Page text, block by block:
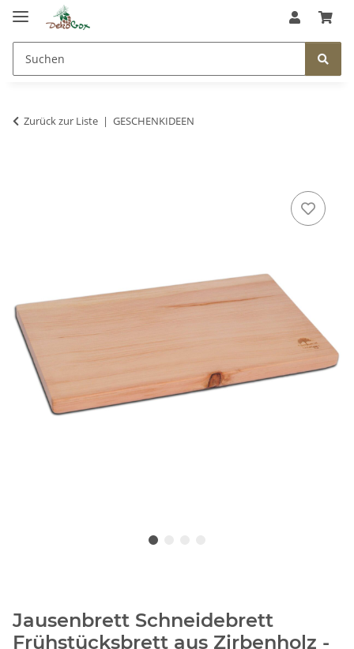
Zurück zur Liste GESCHENKIDEEN
Jausenbrett Schneidebrett
Frühstücksbrett aus Zirbenholz -